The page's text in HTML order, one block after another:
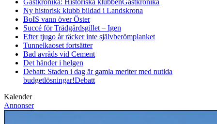
Gästkrönika: Historiska klubbenGästkrönika
Ny historisk klubb bildad i Landskrona
BoIS vann över Öster
Succé för Trädgårdsgillet – Igen
Efter tjugo år räcker inte självberömplanket
Tunnelkaoset fortsätter
Bad avråds vid Cement
Det händer i helgen
Debatt: Staden i dag är gamla meriter med nutida
budgetlösningar!Debatt
Kalender
Annonser